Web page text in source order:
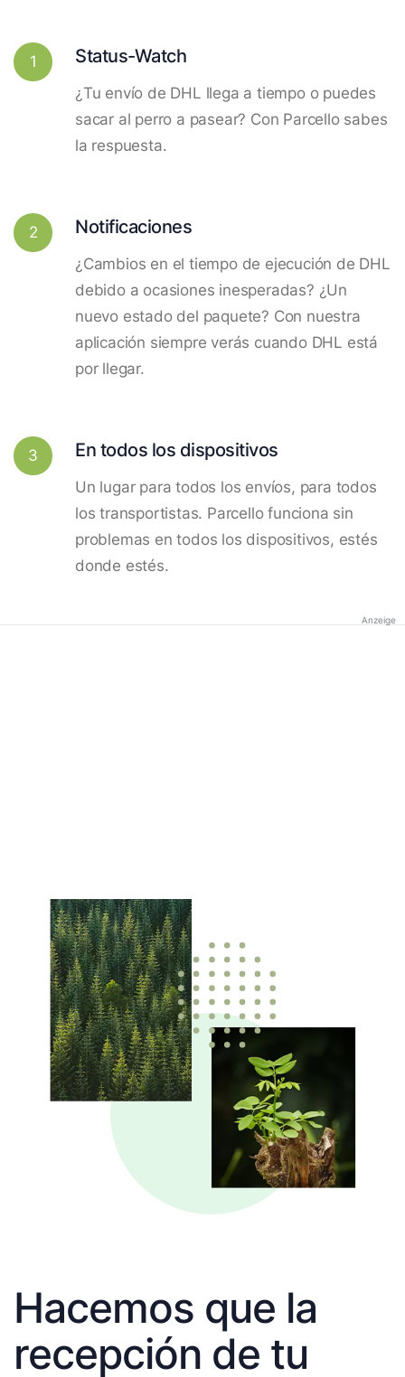
1 Status-Watch
¿Tu envío de DHL llega a tiempo o puedes
sacar al perro a pasear? Con Parcello sabes
la respuesta.
2 Notificaciones
¿Cambios en el tiempo de ejecución de DHL
debido a ocasiones inesperadas? ¿Un
nuevo estado del paquete? Con nuestra
aplicación siempre verás cuando DHL está
por llegar.
3 En todos los dispositivos
Un lugar para todos los envíos, para todos
los transportistas. Parcello funciona sin
problemas en todos los dispositivos, estés
donde estés.
Anzeige
Hacemos que la
recepción de tu